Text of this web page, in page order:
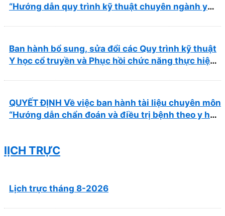
“Hướng dẫn quy trình kỹ thuật chuyên ngành y
Ban hành bổ sung, sửa đổi các Quy trình kỹ thuật
Y học cổ truyền và Phục hồi chức năng thực hiện
QUYẾT ĐỊNH Về việc ban hành tài liệu chuyên môn
“Hướng dẫn chẩn đoán và điều trị bệnh theo y học
lỊCH TRỰC
Lịch trực tháng 8-2026